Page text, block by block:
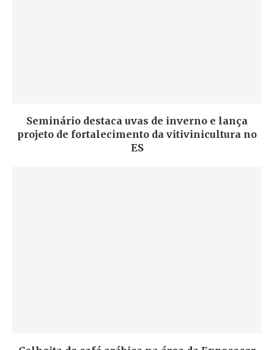
Seminário destaca uvas de inverno e lança
projeto de fortalecimento da vitivinicultura no
ES